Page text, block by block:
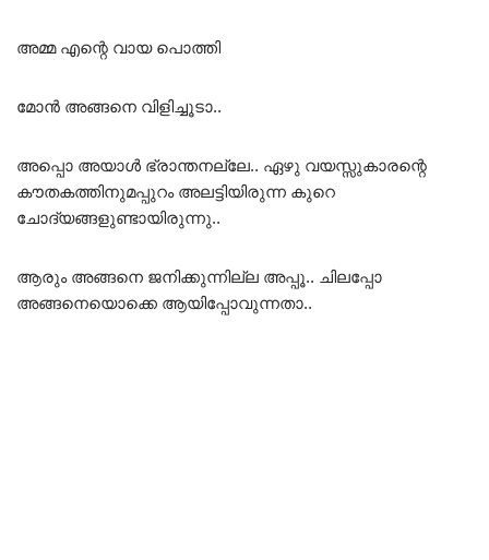
അമ്മ എന്റെ വായ പൊത്തി
മോൻ അങ്ങനെ വിളിച്ചൂടാ..
അപ്പൊ അയാൾ ഭ്രാന്തനല്ലേ.. ഏഴു വയസ്സുകാരന്റെ
കൗതകത്തിനുമപ്പുറം അലട്ടിയിരുന്ന കുറെ
ചോദ്യങ്ങളുണ്ടായിരുന്നു..
ആരും അങ്ങനെ ജനിക്കുന്നില്ല അപ്പൂ.. ചിലപ്പോ
അങ്ങനെയൊക്കെ ആയിപ്പോവുന്നതാ..